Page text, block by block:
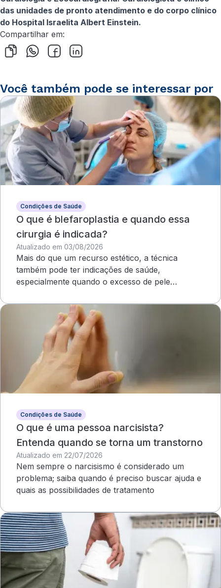
das unidades de pronto atendimento e do corpo clínico
do Hospital Israelita Albert Einstein.
Compartilhar em:
Você também pode se interessar por
Condições de Saúde
O que é blefaroplastia e quando essa
cirurgia é indicada?
Atualizado em 03/08/2026
Mais do que um recurso estético, a técnica
também pode ter indicações de saúde,
especialmente quando o excesso de pele
Condições de Saúde
O que é uma pessoa narcisista?
Entenda quando se torna um transtorno
Atualizado em 22/07/2026
Nem sempre o narcisismo é considerado um
problema; saiba quando é preciso buscar ajuda e
quais as possibilidades de tratamento